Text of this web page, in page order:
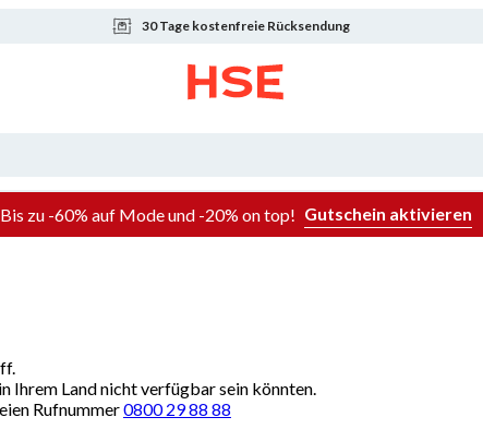
30 Tage kostenfreie Rücksendung
Bis zu -60% auf Mode und -20% on top! Gutschein aktivieren
Ihrem Land nicht verfügbar sein könnten.
Rufnummer0800 29 88 88